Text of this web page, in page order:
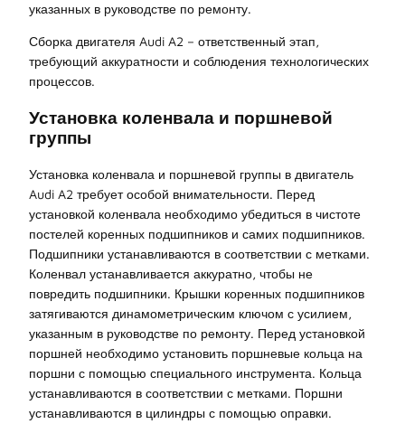
указанных в руководстве по ремонту.
Сборка двигателя Audi A2 – ответственный этап,
требующий аккуратности и соблюдения технологических
процессов.
Установка коленвала и поршневой
группы
Установка коленвала и поршневой группы в двигатель
Audi A2 требует особой внимательности. Перед
установкой коленвала необходимо убедиться в чистоте
постелей коренных подшипников и самих подшипников.
Подшипники устанавливаются в соответствии с метками.
Коленвал устанавливается аккуратно, чтобы не
повредить подшипники. Крышки коренных подшипников
затягиваются динамометрическим ключом с усилием,
указанным в руководстве по ремонту. Перед установкой
поршней необходимо установить поршневые кольца на
поршни с помощью специального инструмента. Кольца
устанавливаются в соответствии с метками. Поршни
устанавливаются в цилиндры с помощью оправки.